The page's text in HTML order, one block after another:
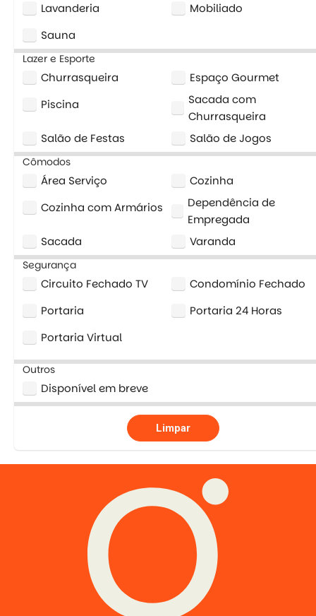
Lavanderia
Mobiliado
Sauna
Lazer e Esporte
Churrasqueira
Espaço Gourmet
Piscina
Sacada com
Churrasqueira
Salão de Festas
Salão de Jogos
Cômodos
Área Serviço
Cozinha
Cozinha com Armários
Dependência de
Empregada
Sacada
Varanda
Segurança
Circuito Fechado TV
Condomínio Fechado
Portaria
Portaria 24 Horas
Portaria Virtual
Outros
Disponível em breve
Limpar